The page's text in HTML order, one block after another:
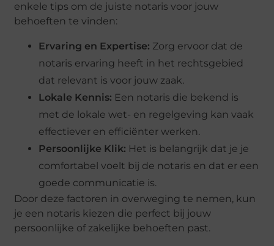
enkele tips om de juiste notaris voor jouw
behoeften te vinden:
Ervaring en Expertise: Zorg ervoor dat de
notaris ervaring heeft in het rechtsgebied
dat relevant is voor jouw zaak.
Lokale Kennis: Een notaris die bekend is
met de lokale wet- en regelgeving kan vaak
effectiever en efficiënter werken.
Persoonlijke Klik: Het is belangrijk dat je je
comfortabel voelt bij de notaris en dat er een
goede communicatie is.
Door deze factoren in overweging te nemen, kun
je een notaris kiezen die perfect bij jouw
persoonlijke of zakelijke behoeften past.